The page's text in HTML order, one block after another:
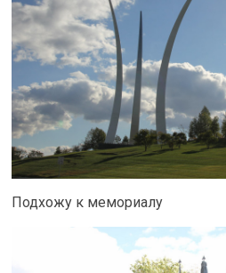
Подхожу к мемориалу